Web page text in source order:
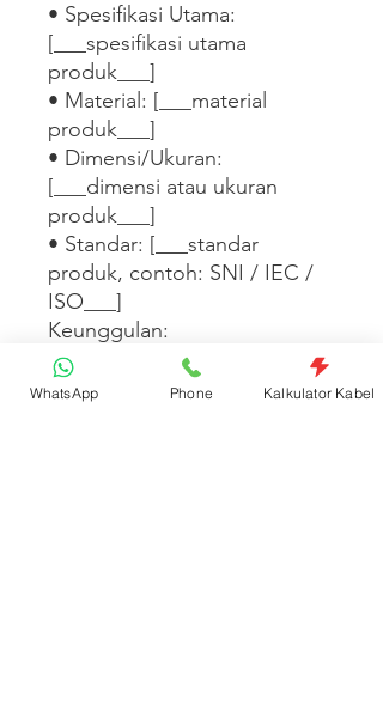
• Spesifikasi Utama:
[___spesifikasi utama
produk___]
• Material: [___material
produk___]
• Dimensi/Ukuran:
[___dimensi atau ukuran
produk___]
• Standar: [___standar
produk, contoh: SNI / IEC /
ISO___]
Keunggulan:
• [___Keunggulan 1___]
• [___Keunggulan 2___]
WhatsApp Phone Kalkulator Kabel